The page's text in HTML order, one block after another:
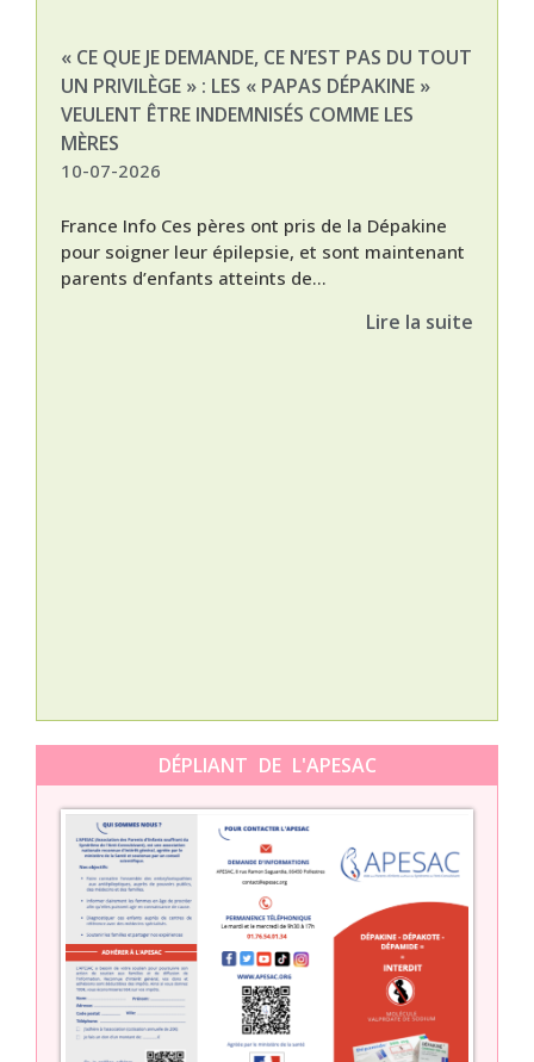
« CE QUE JE DEMANDE, CE N’EST PAS DU TOUT
UN PRIVILÈGE » : LES « PAPAS DÉPAKINE »
VEULENT ÊTRE INDEMNISÉS COMME LES
MÈRES
10-07-2026
France Info Ces pères ont pris de la Dépakine
pour soigner leur épilepsie, et sont maintenant
parents d’enfants atteints de...
Lire la suite
DÉPLIANT DE L'APESAC